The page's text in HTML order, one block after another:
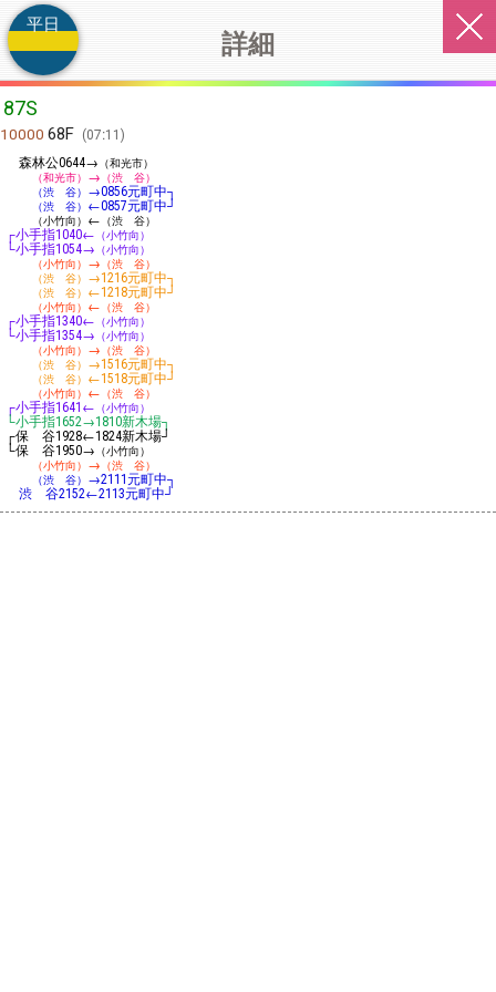
詳細
平日
87S
10000 68F
07:11
森林公0644→ （和光市）
（和光市） → （渋 谷）
（渋 谷） →0856元町中┐
（渋 谷） ←0857元町中┘
（小竹向） ← （渋 谷）
┌小手指1040← （小竹向）
└小手指1054→ （小竹向）
（小竹向） → （渋 谷）
（渋 谷） →1216元町中┐
（渋 谷） ←1218元町中┘
（小竹向） ← （渋 谷）
┌小手指1340← （小竹向）
└小手指1354→ （小竹向）
（小竹向） → （渋 谷）
（渋 谷） →1516元町中┐
（渋 谷） ←1518元町中┘
（小竹向） ← （渋 谷）
┌小手指1641 ← （小竹向）
└小手指1652→1810新木場┐
┌保 谷1928←1824新木場┘
└保 谷1950→ （小竹向）
（小竹向） → （渋 谷）
（渋 谷） →2111元町中┐
渋 谷2152←2113元町中┘